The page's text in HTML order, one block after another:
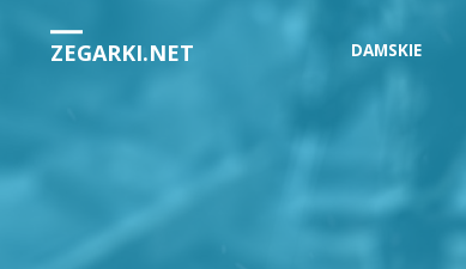
ZEGARKI.NET DAMSKIE